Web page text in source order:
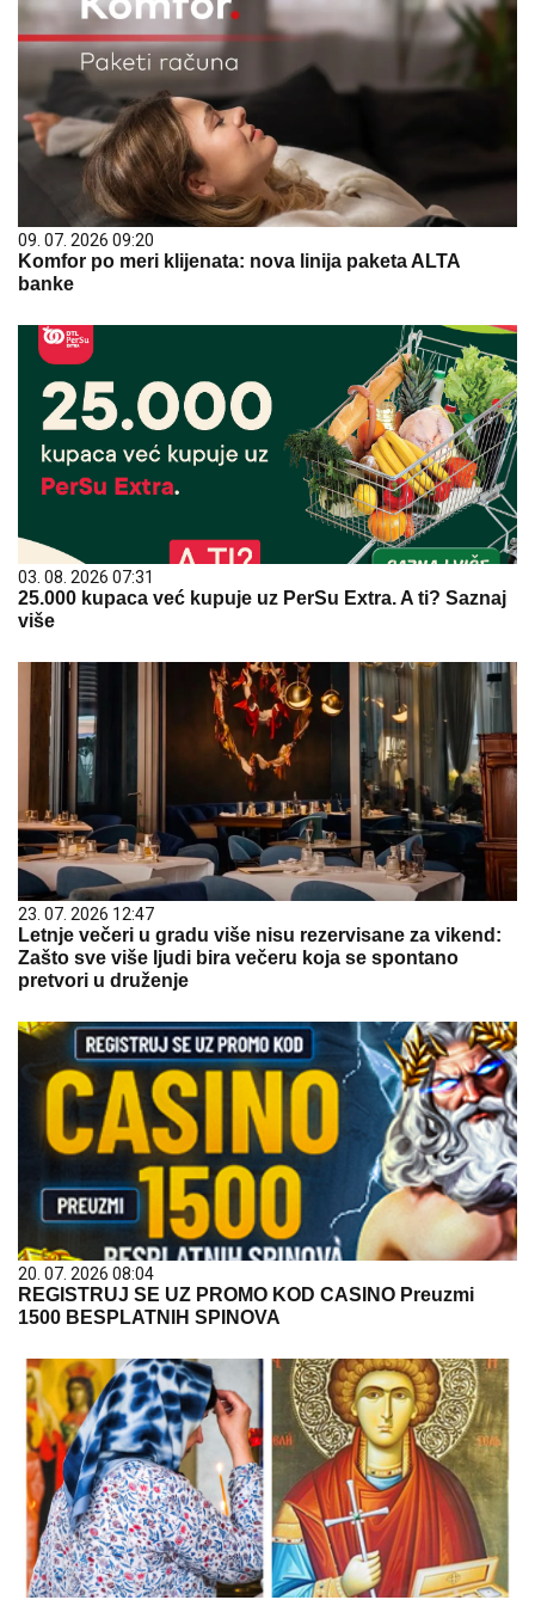
09. 07. 2026 09:20
Komfor po meri klijenata: nova linija paketa ALTA
banke
03. 08. 2026 07:31
25.000 kupaca već kupuje uz PerSu Extra. A ti? Saznaj
više
23. 07. 2026 12:47
Letnje večeri u gradu više nisu rezervisane za vikend:
Zašto sve više ljudi bira večeru koja se spontano
pretvori u druženje
20. 07. 2026 08:04
REGISTRUJ SE UZ PROMO KOD CASINO Preuzmi
1500 BESPLATNIH SPINOVA